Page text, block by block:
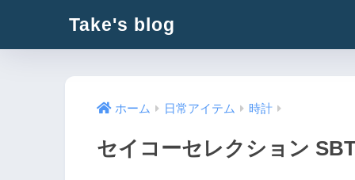
Take's blog
ホーム 日常アイテム 時計
セイコーセレクション